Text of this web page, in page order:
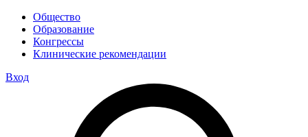
Общество
Образование
Конгрессы
Клинические рекомендации
Вход